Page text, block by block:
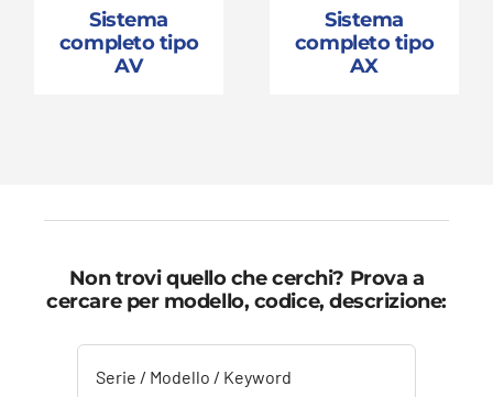
Sistema
completo tipo
AV
Sistema
completo tipo
AX
Non trovi quello che cerchi? Prova a
cercare per modello, codice, descrizione: